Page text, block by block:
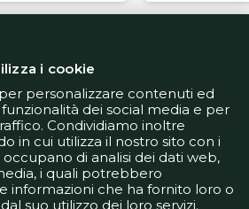
Privacy
Cookie
Tech App
preferenze
i cookie
personalizzare contenuti ed
dei social media e per
Condividiamo inoltre
in cui utilizza il nostro sito con i
di analisi dei dati web,
i quali potrebbero
informazioni che ha fornito loro o
suo utilizzo dei loro servizi.